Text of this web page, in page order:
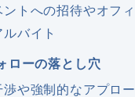
ントへの招待やオフ
バイト
ローの落とし穴
渉や強制的なアプロ